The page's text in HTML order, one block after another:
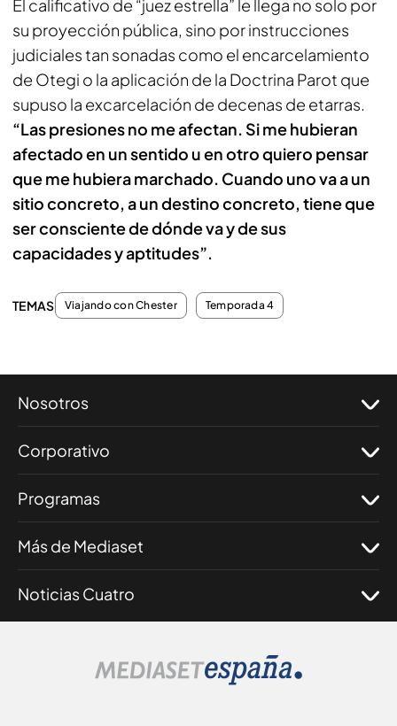
El calificativo de “juez estrella” le llega no solo por
su proyección pública, sino por instrucciones
judiciales tan sonadas como el encarcelamiento
de Otegi o la aplicación de la Doctrina Parot que
supuso la excarcelación de decenas de etarras.
“Las presiones no me afectan. Si me hubieran
afectado en un sentido u en otro quiero pensar
que me hubiera marchado. Cuando uno va a un
sitio concreto, a un destino concreto, tiene que
ser consciente de dónde va y de sus
capacidades y aptitudes”.
TEMAS Viajando con Chester Temporada 4
Nosotros
Corporativo
Programas
Más de Mediaset
Noticias Cuatro